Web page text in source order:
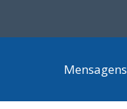
Mensagens